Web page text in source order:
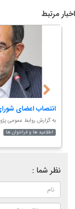
اخبار مرتبط
پژوهشگاه علوم
به‌گزارش روابط‌عمومی
پژوهشی
نظر شما :